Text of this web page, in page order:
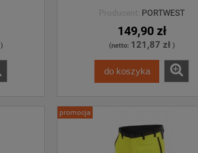
)
Producent: PORTWEST
149,90 zł
(netto: 121,87 zł)
do koszyka
promocja